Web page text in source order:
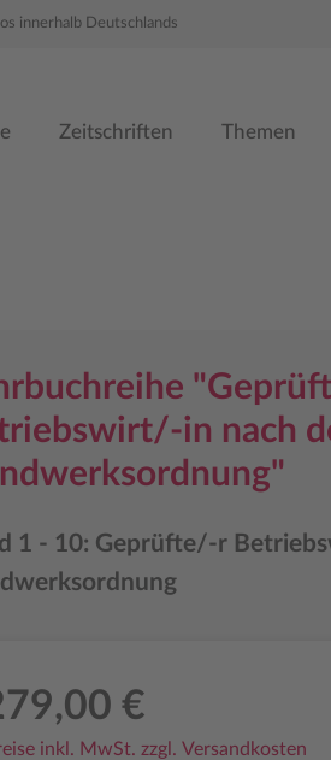
innerhalb Deutschlands
Zeitschriften Themen
in nach
1 - 10: Geprüfte/-r
€
inkl. MwSt. zzgl. Versandkosten